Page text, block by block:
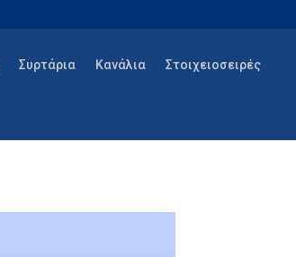
Συρτάρια Κανάλια Στοιχειοσειρές